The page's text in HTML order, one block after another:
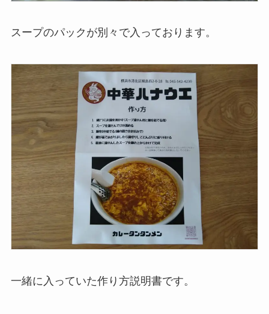
スープのパックが別々で入っております。
一緒に入っていた作り方説明書です。